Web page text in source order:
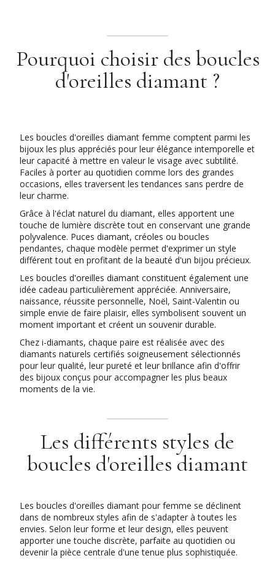
Pourquoi choisir des boucles
d'oreilles diamant ?
Les boucles d'oreilles diamant femme comptent parmi les
bijoux les plus appréciés pour leur élégance intemporelle et
leur capacité à mettre en valeur le visage avec subtilité.
Faciles à porter au quotidien comme lors des grandes
occasions, elles traversent les tendances sans perdre de
leur charme.
Grâce à l'éclat naturel du diamant, elles apportent une
touche de lumière discrète tout en conservant une grande
polyvalence. Puces diamant, créoles ou boucles
pendantes, chaque modèle permet d'exprimer un style
différent tout en profitant de la beauté d'un bijou précieux.
Les boucles d'oreilles diamant constituent également une
idée cadeau particulièrement appréciée. Anniversaire,
naissance, réussite personnelle, Noël, Saint-Valentin ou
simple envie de faire plaisir, elles symbolisent souvent un
moment important et créent un souvenir durable.
Chez i-diamants, chaque paire est réalisée avec des
diamants naturels certifiés soigneusement sélectionnés
pour leur qualité, leur pureté et leur brillance afin d'offrir
des bijoux conçus pour accompagner les plus beaux
moments de la vie.
Les différents styles de
boucles d'oreilles diamant
Les boucles d'oreilles diamant pour femme se déclinent
dans de nombreux styles afin de s'adapter à toutes les
envies. Selon leur forme et leur design, elles peuvent
apporter une touche discrète, parfaite au quotidien ou
devenir la pièce centrale d'une tenue plus sophistiquée.